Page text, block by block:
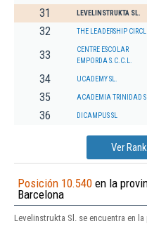
31 LEVELINSTRUKTA SL.
32 THE LEADERSHIP
33
CENTRE ESCOLAR
EMPORDA S.C.C.L.
34 UCADEMY SL.
35 ACADEMIA TRINIDAD SL
36 DICAMPUS SL
Ver
Posición 10.540 en la
Barcelona
Levelinstrukta Sl. se encuentra en